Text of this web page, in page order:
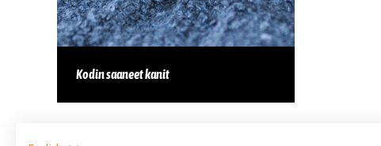
Kodin saaneet kanit